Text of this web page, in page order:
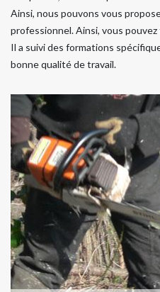
Ainsi, nous pouvons vous
professionnel. Ainsi, vous
Il a suivi des formations
bonne qualité de travail.